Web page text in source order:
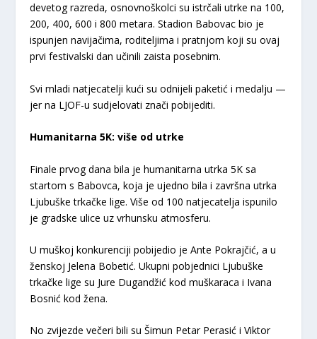
devetog razreda, osnovnoškolci su istrčali utrke na 100,
200, 400, 600 i 800 metara. Stadion Babovac bio je
ispunjen navijačima, roditeljima i pratnjom koji su ovaj
prvi festivalski dan učinili zaista posebnim.
Svi mladi natjecatelji kući su odnijeli paketić i medalju —
jer na LJOF-u sudjelovati znači pobijediti.
Humanitarna 5K: više od utrke
Finale prvog dana bila je humanitarna utrka 5K sa
startom s Babovca, koja je ujedno bila i završna utrka
Ljubuške trkačke lige. Više od 100 natjecatelja ispunilo
je gradske ulice uz vrhunsku atmosferu.
U muškoj konkurenciji pobijedio je Ante Pokrajčić, a u
ženskoj Jelena Bobetić. Ukupni pobjednici Ljubuške
trkačke lige su Jure Dugandžić kod muškaraca i Ivana
Bosnić kod žena.
No zvijezde večeri bili su Šimun Petar Perasić i Viktor